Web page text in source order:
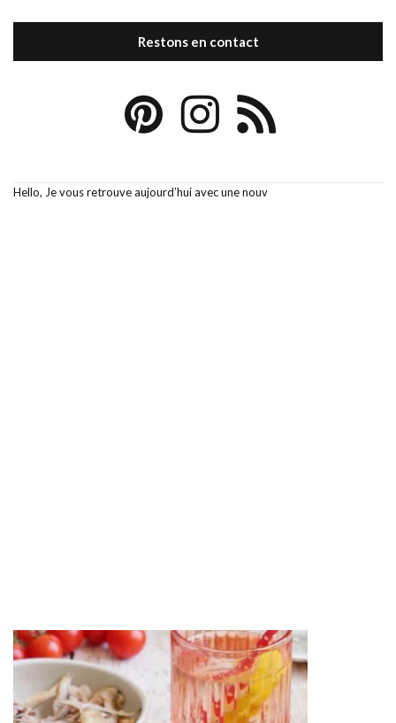
Restons en contact
Hello, Je vous retrouve aujourd’hui avec une nouv